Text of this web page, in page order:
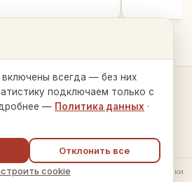
и связь →
·Политика обработки данных
Настройки
всегда — без них
подключаем только с
— Политика данных ·
Отклонить все
cookie